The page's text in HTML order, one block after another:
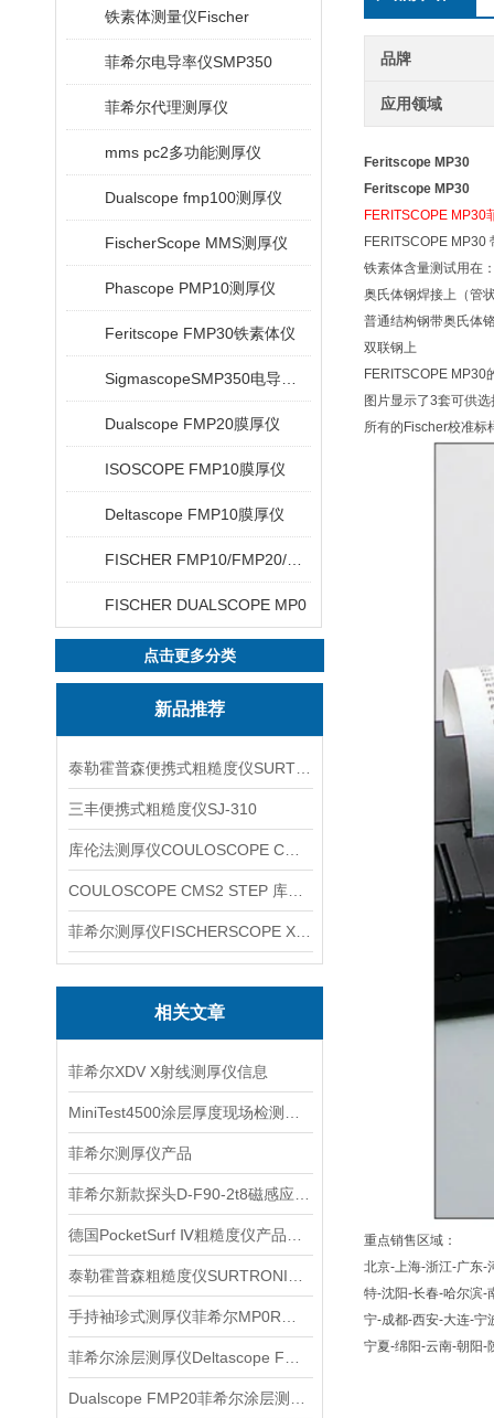
铁素体测量仪Fischer
菲希尔电导率仪SMP350
菲希尔代理测厚仪
mms pc2多功能测厚仪
Dualscope fmp100测厚仪
FischerScope MMS测厚仪
Phascope PMP10测厚仪
Feritscope FMP30铁素体仪
Dualscope FMP20膜厚仪
ISOSCOPE FMP10膜厚仪
Deltascope FMP10膜厚仪
FISCHER DUALSCOPE MP0
点击更多分类
新品推荐
三丰便携式粗糙度仪SJ-310
相关文章
菲希尔XDV X射线测厚仪信息
菲希尔测厚仪产品
品牌
应用领域
Feritscope MP30
Feritscope MP30
FERITSCOPE MP30
FERITSCOPE MP30
铁素体含量测试用在
奥氏体钢焊接上（管
普通结构钢带奥氏体
双联钢上
FERITSCOPE MP30
图片显示了3套可供
所有的Fischer校准标
重点销售区域：
北京-上海-浙江-广东-
特-沈阳-长春-哈尔滨-
宁-成都-西安-大连-宁
宁夏-绵阳-云南-朝阳-